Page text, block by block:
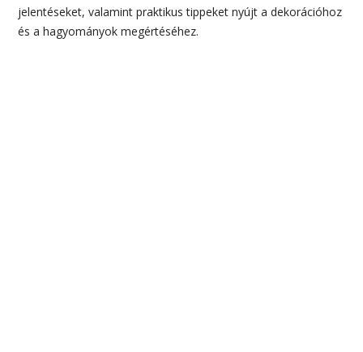
jelentéseket, valamint praktikus tippeket nyújt a dekorációhoz
és a hagyományok megértéséhez.